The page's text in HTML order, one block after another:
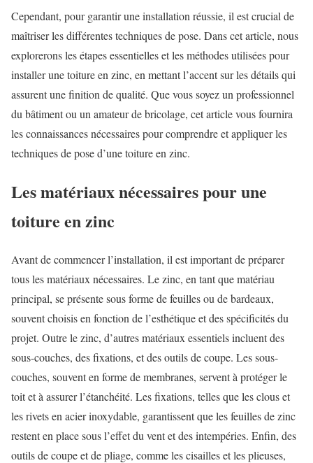
Cependant, pour garantir une installation réussie, il est crucial de
maîtriser les différentes techniques de pose. Dans cet article, nous
explorerons les étapes essentielles et les méthodes utilisées pour
installer une toiture en zinc, en mettant l’accent sur les détails qui
assurent une finition de qualité. Que vous soyez un professionnel
du bâtiment ou un amateur de bricolage, cet article vous fournira
les connaissances nécessaires pour comprendre et appliquer les
techniques de pose d’une toiture en zinc.
Les matériaux nécessaires pour une
toiture en zinc
Avant de commencer l’installation, il est important de préparer
tous les matériaux nécessaires. Le zinc, en tant que matériau
principal, se présente sous forme de feuilles ou de bardeaux,
souvent choisis en fonction de l’esthétique et des spécificités du
projet. Outre le zinc, d’autres matériaux essentiels incluent des
sous-couches, des fixations, et des outils de coupe. Les sous-
couches, souvent en forme de membranes, servent à protéger le
toit et à assurer l’étanchéité. Les fixations, telles que les clous et
les rivets en acier inoxydable, garantissent que les feuilles de zinc
restent en place sous l’effet du vent et des intempéries. Enfin, des
outils de coupe et de pliage, comme les cisailles et les plieuses,